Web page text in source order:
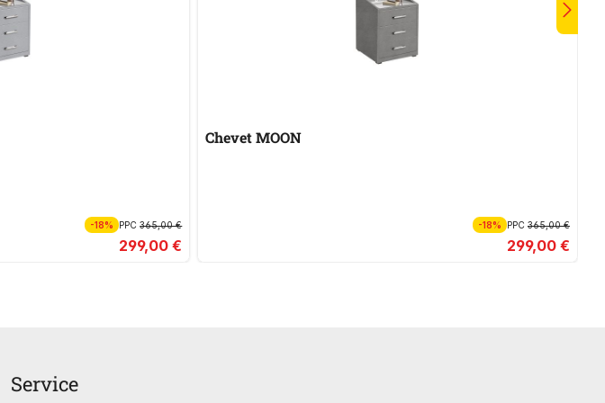
-18% PPC365,00 €
299,00 €
Chevet MOON
-18% PPC 365,00 €
299,00 €
Service